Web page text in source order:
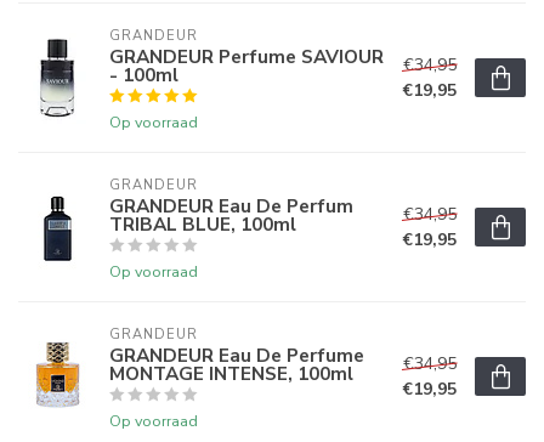
GRANDEUR
GRANDEUR Perfume SAVIOUR
- 100ml
Op voorraad
€34,95
€19,95
GRANDEUR
GRANDEUR Eau De Perfum
TRIBAL BLUE, 100ml
Op voorraad
€34,95
€19,95
GRANDEUR
GRANDEUR Eau De Perfume
MONTAGE INTENSE, 100ml
Op voorraad
€34,95
€19,95